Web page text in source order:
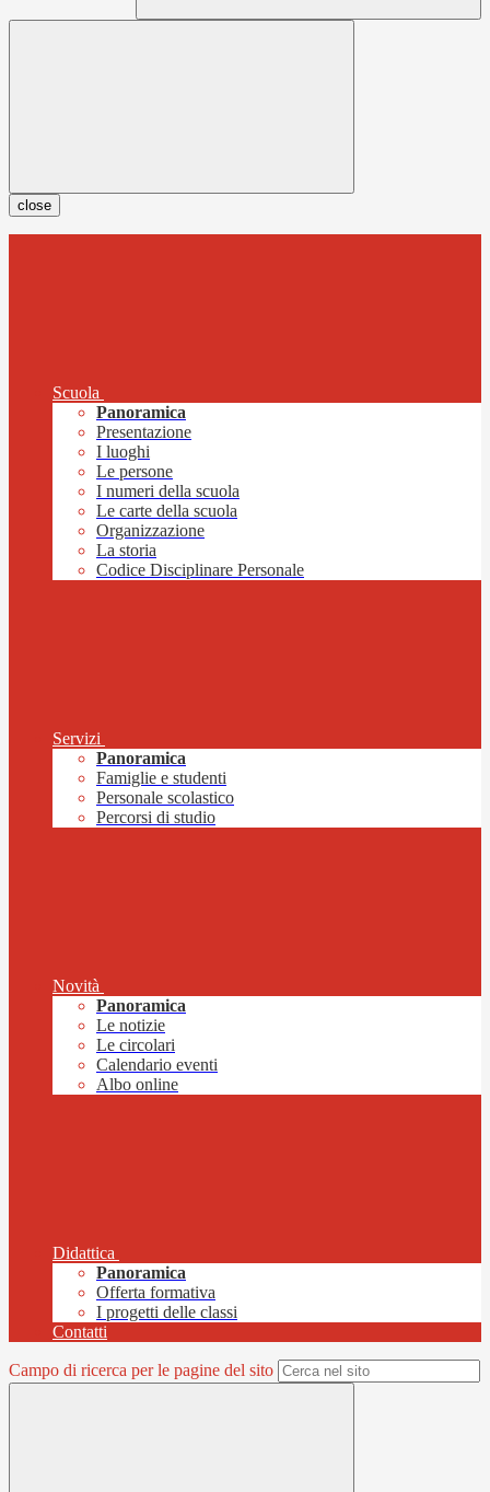
close
Scuola
Panoramica
Presentazione
I luoghi
Le persone
I numeri della scuola
Le carte della scuola
Organizzazione
La storia
Codice Disciplinare Personale
Servizi
Panoramica
Famiglie e studenti
Personale scolastico
Percorsi di studio
Novità
Panoramica
Le notizie
Le circolari
Calendario eventi
Albo online
Didattica
Panoramica
Offerta formativa
I progetti delle classi
Contatti
Campo di ricerca per le pagine del sito